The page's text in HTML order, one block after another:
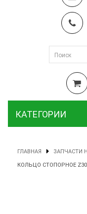
КАТЕГОРИИ
ГЛАВНАЯ ЗАПЧАСТИ
КОЛЬЦО СТОПОРНОЕ